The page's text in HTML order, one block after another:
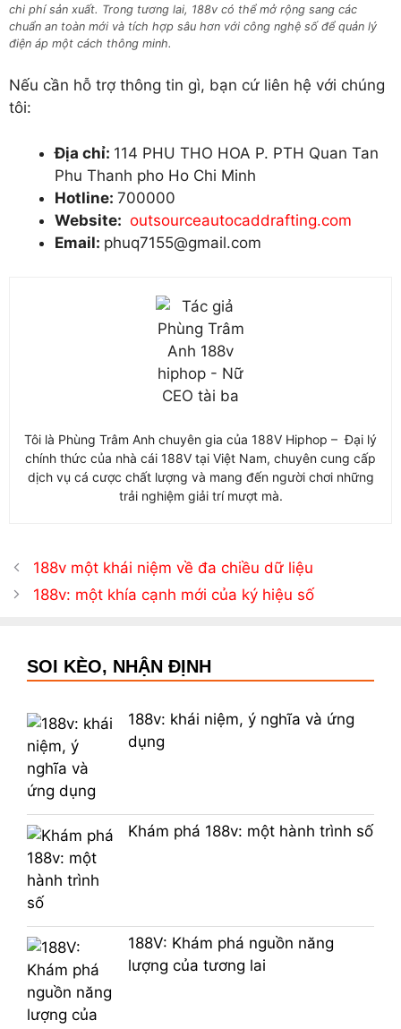
chi phí sản xuất. Trong tương lai, 188v có thể mở rộng sang các
chuẩn an toàn mới và tích hợp sâu hơn với công nghệ số để quản lý
điện áp một cách thông minh.
Nếu cần hỗ trợ thông tin gì, bạn cứ liên hệ với chúng
tôi:
Địa chỉ: 114 PHU THO HOA P. PTH Quan Tan
Phu Thanh pho Ho Chi Minh
Hotline: 700000
Website: outsourceautocaddrafting.com
Email: phuq7155@gmail.com
Tôi là Phùng Trâm Anh chuyên gia của 188V Hiphop – Đại lý
chính thức của nhà cái 188V tại Việt Nam, chuyên cung cấp
dịch vụ cá cược chất lượng và mang đến người chơi những
trải nghiệm giải trí mượt mà.
188v một khái niệm về đa chiều dữ liệu
188v: một khía cạnh mới của ký hiệu số
SOI KÈO, NHẬN ĐỊNH
188v: khái niệm, ý nghĩa và ứng
dụng
Khám phá 188v: một hành trình số
188V: Khám phá nguồn năng
lượng của tương lai